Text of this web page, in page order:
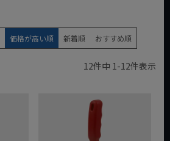
価格が高い順 新着順 おすすめ順
12件中 1-12件表示